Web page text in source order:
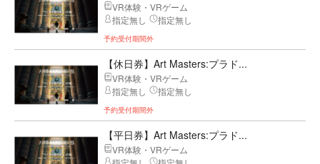
VR体験・VRゲーム
指定無し
指定無し
予約受付期間外
【休日券】Art Masters:プラド...
VR体験・VRゲーム
指定無し
指定無し
予約受付期間外
【平日券】Art Masters:プラド...
VR体験・VRゲーム